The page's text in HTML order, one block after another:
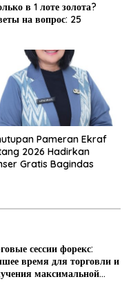
в 1 лоте золота?
на вопрос: 25
Pameran Ekraf
2026 Hadirkan
Gratis Bagindas
сессии форекс:
время для торговли и
максимальной